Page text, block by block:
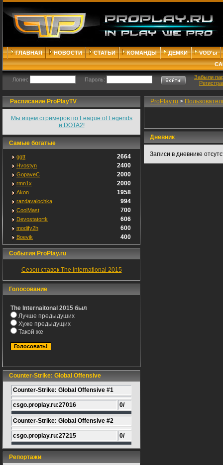
ГЛАВНАЯ НОВОСТИ СТАТЬИ КОМАНДЫ ДЕМКИ
VOD'ы
Логин: Пароль:
Забыли
Расписание ProPlayTV
Мы ищем стримеров по League of Legends
и DOTA2!
Самые богатые
ggtt 2664
Hvostyn 2400
GopaveC 2000
rmn1x 2000
Akon 1958
razdavalochka 994
CoolMast 700
Devostatortk 606
modify2h 600
Boevik 400
События ProPlay.ru
Сезон ставок The International 2015
Голосование
The Internaitonal 2015 был
Лучше предыдуших
Хуже предыдущих
Такой же
Counter-Strike: Global Offensive
Counter-Strike: Global Offensive #1
csgo.proplay.ru:27016 0/
Counter-Strike: Global Offensive #2
csgo.proplay.ru:27215 0/
Репортажи
ProPlay.ru >
Дневник
Записи в дневнике